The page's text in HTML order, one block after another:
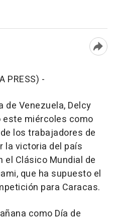
PRESS) -
de Venezuela, Delcy
este miércoles como
los trabajadores de
la victoria del país
el Clásico Mundial de
que ha supuesto el
para Caracas.
como Día de